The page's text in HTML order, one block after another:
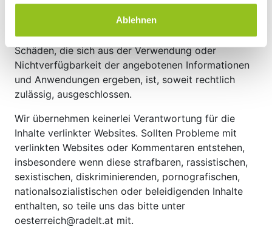
Ablehnen
Richtigkeit, Aktualität und Vollständigkeit der
angebotenen Informationen bzw. Verfügbarkeit und
Betrieb der Website übernommen. Eine Haftung für
Schäden, die sich aus der Verwendung oder
Nichtverfügbarkeit der angebotenen Informationen
und Anwendungen ergeben, ist, soweit rechtlich
zulässig, ausgeschlossen.
Wir übernehmen keinerlei Verantwortung für die
Inhalte verlinkter Websites. Sollten Probleme mit
verlinkten Websites oder Kommentaren entstehen,
insbesondere wenn diese strafbaren, rassistischen,
sexistischen, diskriminierenden, pornografischen,
nationalsozialistischen oder beleidigenden Inhalte
enthalten, so teile uns das bitte unter
oesterreich@radelt.at mit.